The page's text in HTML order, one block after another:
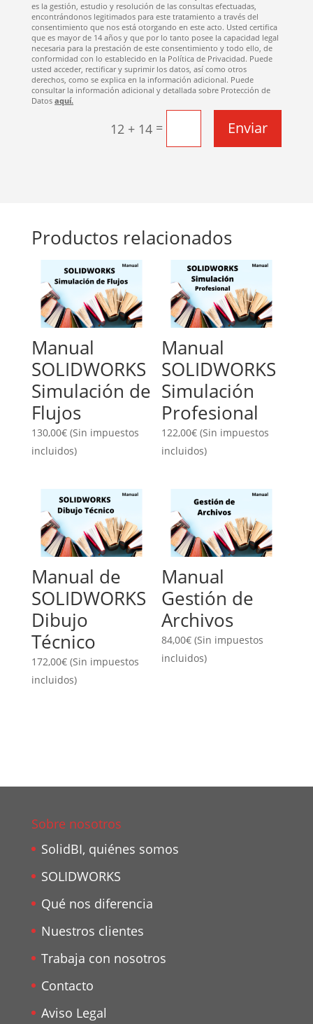
es la gestión, estudio y resolución de las consultas efectuadas,
encontrándonos legitimados para este tratamiento a través del
consentimiento que nos está otorgando en este acto. Usted certifica
que es mayor de 14 años y que por lo tanto posee la capacidad legal
necesaria para la prestación de este consentimiento y todo ello, de
conformidad con lo establecido en la Política de Privacidad. Puede
usted acceder, rectificar y suprimir los datos, así como otros
derechos, como se explica en la información adicional. Puede
consultar la información adicional y detallada sobre Protección de
Datosaquí.
12 + 14 = Enviar
Productos relacionados
Manual
SOLIDWORKS
Simulación de
Flujos
130,00€ (Sin impuestos
incluidos)
Manual
SOLIDWORKS
Simulación
Profesional
122,00€ (Sin impuestos
incluidos)
Manual de
SOLIDWORKS
Dibujo
Técnico
172,00€ (Sin impuestos
incluidos)
Manual
Gestión de
Archivos
84,00€ (Sin impuestos
incluidos)
Sobre nosotros
SolidBI, quiénes somos
SOLIDWORKS
Qué nos diferencia
Nuestros clientes
Trabaja con nosotros
Contacto
Aviso Legal